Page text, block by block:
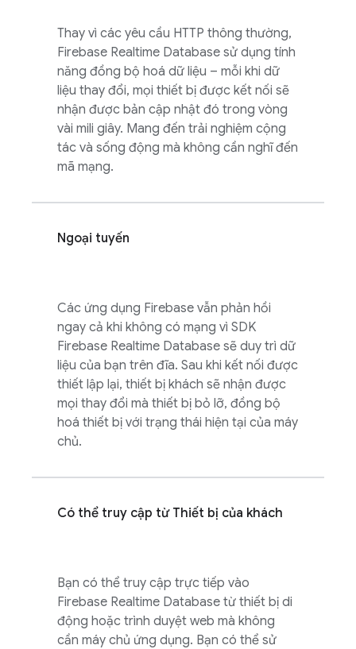
Thay vì các yêu cầu HTTP thông thường,
Firebase Realtime Database sử dụng tính
năng đồng bộ hoá dữ liệu – mỗi khi dữ
liệu thay đổi, mọi thiết bị được kết nối sẽ
nhận được bản cập nhật đó trong vòng
vài mili giây. Mang đến trải nghiệm cộng
tác và sống động mà không cần nghĩ đến
mã mạng.
Ngoại tuyến
Các ứng dụng Firebase vẫn phản hồi
ngay cả khi không có mạng vì SDK
Firebase Realtime Database sẽ duy trì dữ
liệu của bạn trên đĩa. Sau khi kết nối được
thiết lập lại, thiết bị khách sẽ nhận được
mọi thay đổi mà thiết bị bỏ lỡ, đồng bộ
hoá thiết bị với trạng thái hiện tại của máy
chủ.
Có thể truy cập từ Thiết bị của khách
Bạn có thể truy cập trực tiếp vào
Firebase Realtime Database từ thiết bị di
động hoặc trình duyệt web mà không
cần máy chủ ứng dụng. Bạn có thể sử